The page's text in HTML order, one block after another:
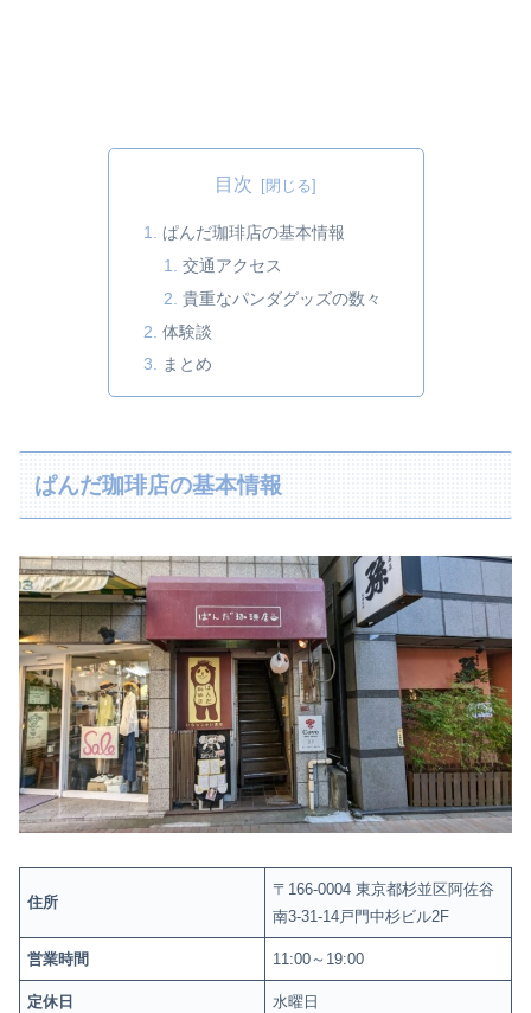
目次
ぱんだ珈琲店の基本情報
交通アクセス
貴重なパンダグッズの数々
体験談
まとめ
ぱんだ珈琲店の基本情報
住所
〒166-0004 東京都杉並区阿佐谷
南3-31-14戸門中杉ビル2F
営業時間 11:00～19:00
定休日 水曜日